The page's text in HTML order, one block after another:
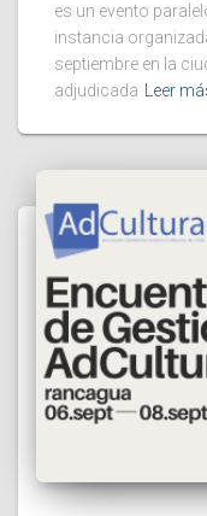
es un evento
instancia
septiembre en la
adjudicada Leer